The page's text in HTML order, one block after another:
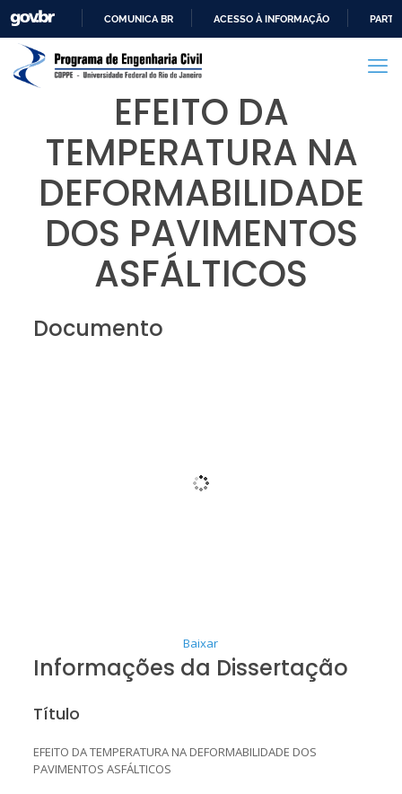
PARA
CONTEÚDO
COMUNICA BR ACESSO À INFORMAÇÃO
EFEITO DA
TEMPERATURA NA
DEFORMABILIDADE
DOS PAVIMENTOS
ASFÁLTICOS
Documento
Baixar
Informações da Dissertação
Título
EFEITO DA TEMPERATURA NA DEFORMABILIDADE DOS
PAVIMENTOS ASFÁLTICOS